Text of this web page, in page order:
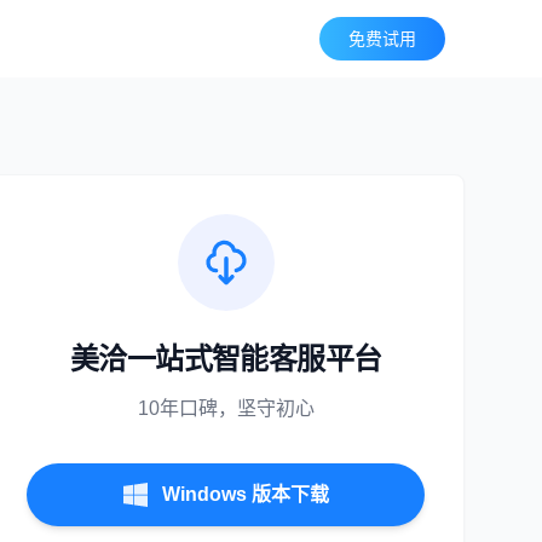
免费试用
美洽一站式智能客服平台
10年口碑，坚守初心
Windows 版本下载